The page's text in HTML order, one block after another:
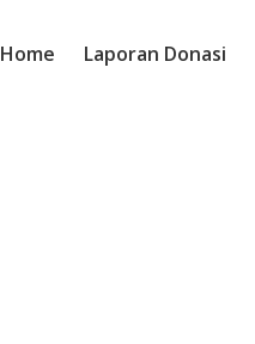
Home Laporan Donasi